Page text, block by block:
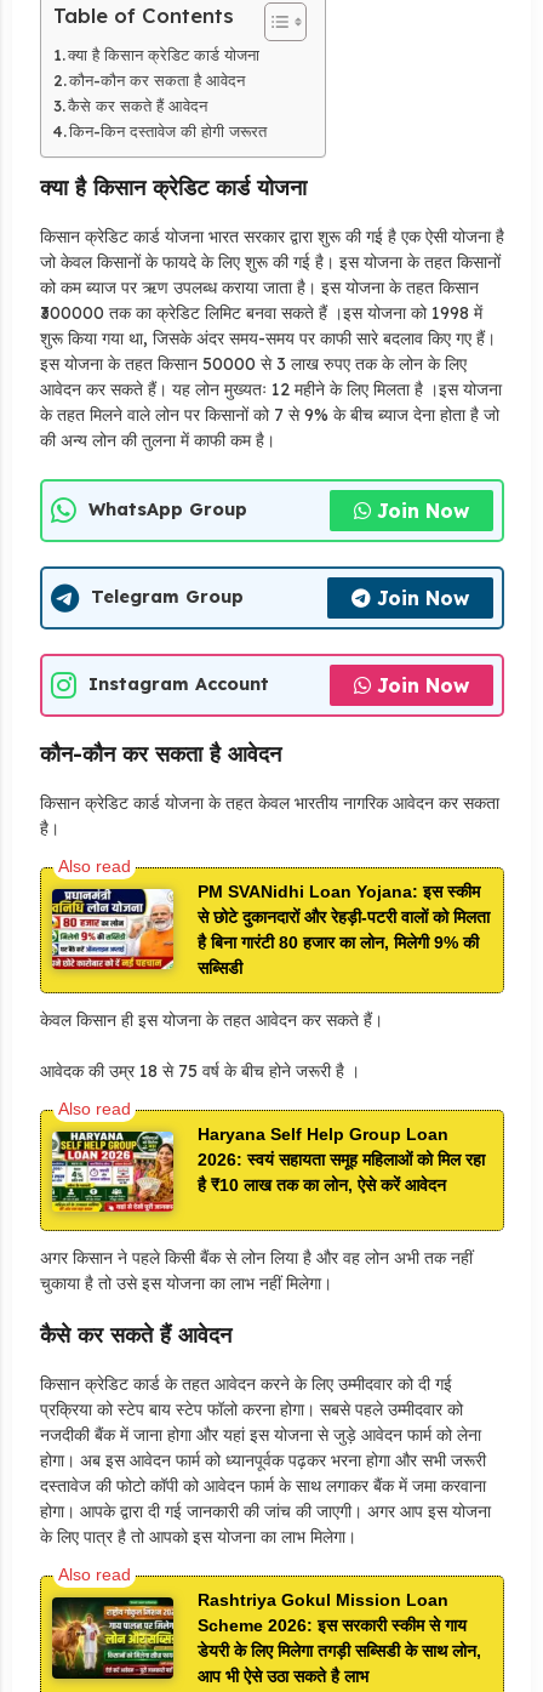
Table of Contents
क्या है किसान क्रेडिट कार्ड योजना
कौन-कौन कर सकता है आवेदन
कैसे कर सकते हैं आवेदन
किन-किन दस्तावेज की होगी जरूरत
क्या है किसान क्रेडिट कार्ड योजना
किसान क्रेडिट कार्ड योजना भारत सरकार द्वारा शुरू की गई है एक ऐसी योजना है
जो केवल किसानों के फायदे के लिए शुरू की गई है। इस योजना के तहत किसानों
को कम ब्याज पर ऋण उपलब्ध कराया जाता है। इस योजना के तहत किसान
₹300000 तक का क्रेडिट लिमिट बनवा सकते हैं ।इस योजना को 1998 में
शुरू किया गया था, जिसके अंदर समय-समय पर काफी सारे बदलाव किए गए हैं।
इस योजना के तहत किसान 50000 से 3 लाख रुपए तक के लोन के लिए
आवेदन कर सकते हैं। यह लोन मुख्यतः 12 महीने के लिए मिलता है ।इस योजना
के तहत मिलने वाले लोन पर किसानों को 7 से 9% के बीच ब्याज देना होता है जो
की अन्य लोन की तुलना में काफी कम है।
WhatsApp Group Join Now
Telegram Group Join Now
Instagram Account Join Now
कौन-कौन कर सकता है आवेदन
किसान क्रेडिट कार्ड योजना के तहत केवल भारतीय नागरिक आवेदन कर सकता
है।
PM SVANidhi Loan Yojana: इस स्कीम
से छोटे दुकानदारों और रेहड़ी-पटरी वालों को मिलता
है बिना गारंटी 80 हजार का लोन, मिलेगी 9% की
सब्सिडी
केवल किसान ही इस योजना के तहत आवेदन कर सकते हैं।
आवेदक की उम्र 18 से 75 वर्ष के बीच होने जरूरी है ।
Haryana Self Help Group Loan
2026: स्वयं सहायता समूह महिलाओं को मिल रहा
है ₹10 लाख तक का लोन, ऐसे करें आवेदन
अगर किसान ने पहले किसी बैंक से लोन लिया है और वह लोन अभी तक नहीं
चुकाया है तो उसे इस योजना का लाभ नहीं मिलेगा।
कैसे कर सकते हैं आवेदन
किसान क्रेडिट कार्ड के तहत आवेदन करने के लिए उम्मीदवार को दी गई
प्रक्रिया को स्टेप बाय स्टेप फॉलो करना होगा। सबसे पहले उम्मीदवार को
नजदीकी बैंक में जाना होगा और यहां इस योजना से जुड़े आवेदन फार्म को लेना
होगा। अब इस आवेदन फार्म को ध्यानपूर्वक पढ़कर भरना होगा और सभी जरूरी
दस्तावेज की फोटो कॉपी को आवेदन फार्म के साथ लगाकर बैंक में जमा करवाना
होगा। आपके द्वारा दी गई जानकारी की जांच की जाएगी। अगर आप इस योजना
के लिए पात्र है तो आपको इस योजना का लाभ मिलेगा।
Rashtriya Gokul Mission Loan
Scheme 2026: इस सरकारी स्कीम से गाय
डेयरी के लिए मिलेगा तगड़ी सब्सिडी के साथ लोन,
आप भी ऐसे उठा सकते है लाभ